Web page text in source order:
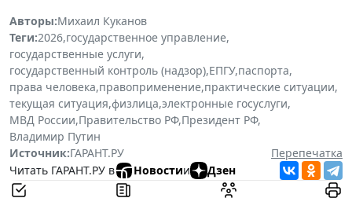
Авторы:Михаил Куканов
Теги:2026,государственное управление,
государственные услуги,
государственный контроль (надзор),ЕПГУ,паспорта,
права человека,правоприменение,практические ситуации,
текущая ситуация,физлица,электронные госуслуги,
МВД России,Правительство РФ,Президент РФ,
Владимир Путин
Источник:ГАРАНТ.РУ
Перепечатка
Читать ГАРАНТ.РУ в
Новостии Дзен